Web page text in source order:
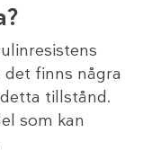
finns några
tillstånd.
som kan